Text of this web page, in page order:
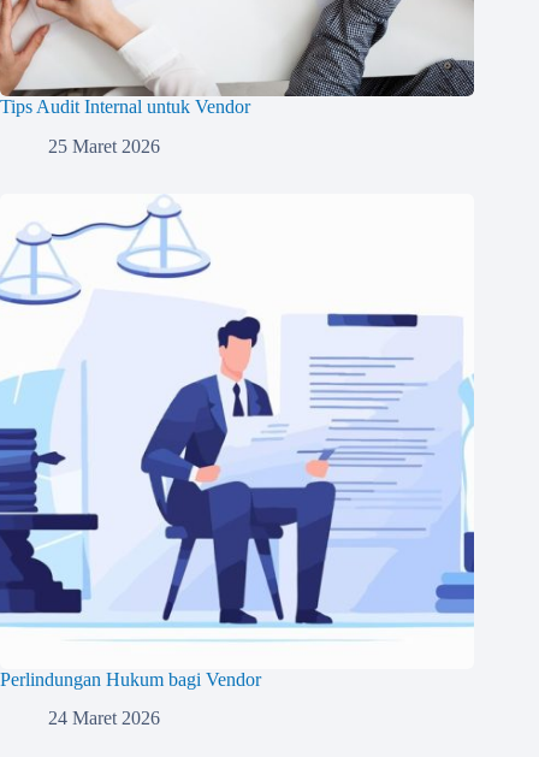
Tips Audit Internal untuk Vendor
25 Maret 2026
Perlindungan Hukum bagi Vendor
24 Maret 2026